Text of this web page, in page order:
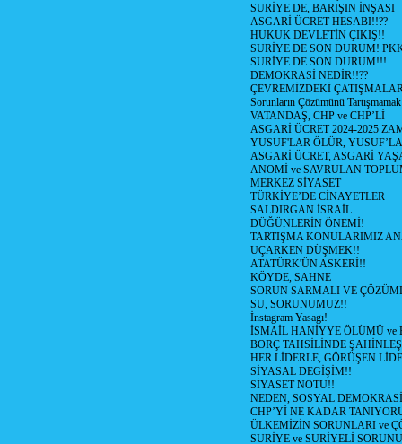
SURİYE DE, BARIŞIN İNŞASI
ASGARİ ÜCRET HESABI!!??
HUKUK DEVLETİN ÇIKIŞ!!
SURİYE DE SON DURUM!
SURİYE DE SON DURUM!!!
DEMOKRASİ NEDİR!!??
ÇEVREMİZDEKİ
Sorunların Çözümünü
VATANDAŞ, CHP ve CHP’Lİ
ASGARİ ÜCRET 2024-2025
YUSUF'LAR ÖLÜR,
ASGARİ ÜCRET, ASGARİ
ANOMİ ve SAVRULAN
MERKEZ SİYASET
TÜRKİYE’DE CİNAYETLER
SALDIRGAN İSRAİL
DÜĞÜNLERİN ÖNEMİ!
TARTIŞMA KONULARIMIZ
UÇARKEN DÜŞMEK!!
ATATÜRK'ÜN ASKERİ!!
KÖYDE, SAHNE
SORUN SARMALI VE
SU, SORUNUMUZ!!
İnstagram Yasagı!
İSMAİL HANİYYE ÖLÜMÜ ve
BORÇ TAHSİLİNDE
HER LİDERLE, GÖRÜŞEN
SİYASAL DEGİŞİM!!
SİYASET NOTU!!
NEDEN, SOSYAL
CHP’Yİ NE KADAR
ÜLKEMİZİN SORUNLARI ve
SURİYE ve SURİYELİ